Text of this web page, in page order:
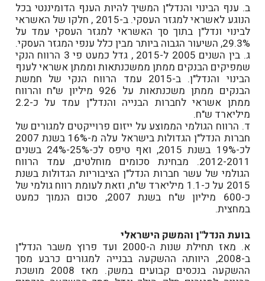
ב. ענף הבינוי והנדל"ן המשיך להיות הענף הדומיננטי בכל
הנוגע לאשראי למגזר העסקי. ב-2015 , חלקו של האשראי
לבינוי ונדל"ן בתוך סך האשראי למגזר העסקי עמד על
29.3%, השיעור הגבוה ביותר מבין כלל ענפי המגזר העסקי.
ג. בין השנים 2005 ל-2015 , גדל כמעט פי 3 הרווח הנקי
שמפיקים הבנקים ממתן ממשכנתאות וממתן אשראי לענף
הבינוי והנדל"ן. ב-2015 עמד הרווח הנקי של חמשת
הבנקים ממתן משכנתאות על 926 מיליון ש"ח והרווח
ממתן אשראי לחברות הבנייה והנדל"ן עמד על כ-2.2
מיליארד ש"ח.
ד. הרווח הגולמי הממוצע על ייזום פרוייקטים למגורים של
חברות הנדל"ן הגדולות בישראל עלה מ-16% בשנת 2007
לכ-19% בשנת 2015, ואף טיפס לכ-25%-24% בשנים
2012-2011. מבחינת סכומים מוחלטים, עמד הרווח
הגולמי של עשר חברות הנדל"ן הציבוריות הגדולות בשנת
2015 על כ-1.1 מיליארד ש"ח, וזאת לעומת רווח גולמי של
כ-600 מיליון ש"ח בשנת 2007, סכום הנמוך כמעט
במחצית.
בועת הנדל"ן והמשק הישראלי
א. מאז תחילת שנות ה-2000 ועד פרוץ משבר הנדל"ן
ב-2008, היוותה ההשקעה בבנייה למגורים כרבע מסך
ההשקעה בנכסים קבועים במשק. מאז 2008 מושכת